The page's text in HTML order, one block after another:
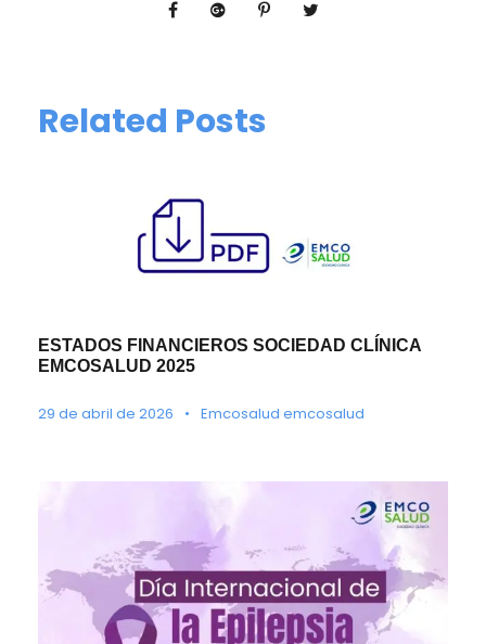
Related Posts
ESTADOS FINANCIEROS SOCIEDAD CLÍNICA
EMCOSALUD 2025
29 de abril de 2026 • Emcosalud emcosalud